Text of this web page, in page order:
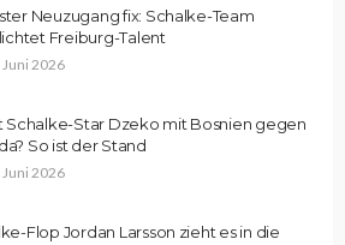
Neuzugang fix: Schalke-Team
Freiburg-Talent
Juni 2026
Schalke-Star Dzeko mit Bosnien gegen
So ist der Stand
Juni 2026
Flop Jordan Larsson zieht es in die